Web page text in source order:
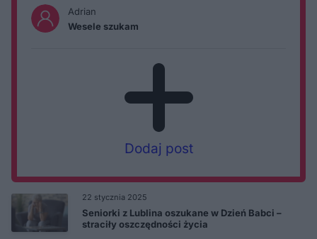
22 stycznia 2025
Seniorki z Lublina oszukane w Dzień Babci –
straciły oszczędności życia
Adrian
Wesele szukam
Dodaj post